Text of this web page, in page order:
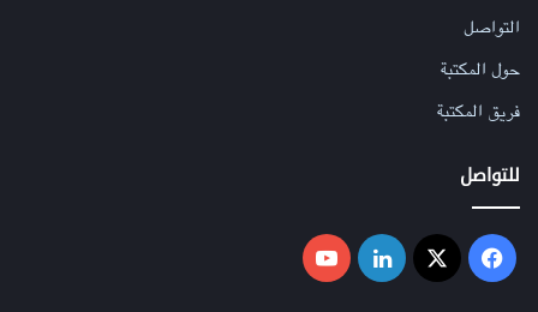
التواصل
حول المكتبة
فريق المكتبة
للتواصل
فيسبوك ‫X لينكدإن ‫YouTube